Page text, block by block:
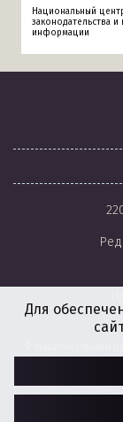
Национальный
законодательства и
информации
Для